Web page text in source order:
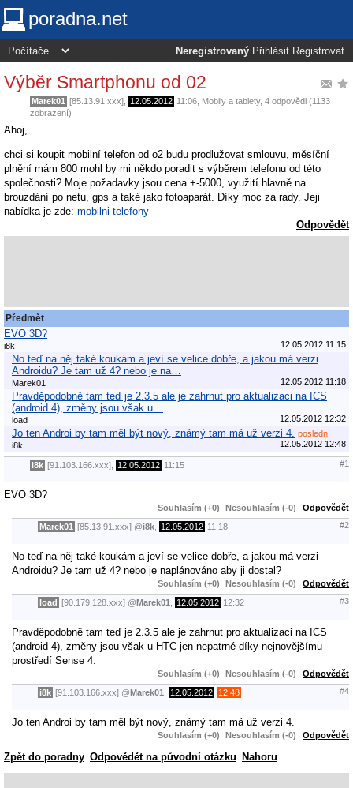
poradna.net
Neregistrovaný Přihlásit Registrovat
Výběr Smartphonu od 02
Marek01 [85.13.91.xxx], 12.05.2012 11:06 Mobily a tablety, 4 odpovědi (1133
zobrazení)
Ahoj,
chci si koupit mobilní telefon od o2 budu prodlužovat smlouvu, měsíční
plnění mám 800 mohl by mi někdo poradit s výběrem telefonu od této
společnosti? Moje požadavky jsou cena +-5000, využití hlavně na
brouzdání po netu, gps a také jako fotoaparát. Díky moc za rady. Jeji
nabídka je zde: mobilni-telefony
Odpovědět
Předmět
EVO 3D?
i8k 12.05.2012 11:15
No teď na něj také koukám a jeví se velice dobře, a jakou má verzi
Androidu? Je tam už 4? nebo je na…
Marek01 12.05.2012 11:18
Pravděpodobně tam teď je 2.3.5 ale je zahrnut pro aktualizaci na ICS
(android 4), změny jsou však u…
load 12.05.2012 12:32
Jo ten Androi by tam měl být nový, známý tam má už verzi 4.
poslední
i8k
12.05.2012 12:48
i8k [91.103.166.xxx], 12.05.2012 11:15 #1
EVO 3D?
Souhlasím (+0) Nesouhlasím (-0) Odpovědět
Marek01 [85.13.91.xxx] @i8k 12.05.2012 11:18 #2
No teď na něj také koukám a jeví se velice dobře, a jakou má verzi
Androidu? Je tam už 4? nebo je naplánováno aby ji dostal?
Souhlasím (+0) Nesouhlasím (-0) Odpovědět
load [90.179.128.xxx] @Marek01 12.05.2012 12:32 #3
Pravděpodobně tam teď je 2.3.5 ale je zahrnut pro aktualizaci na ICS
(android 4), změny jsou však u HTC jen nepatrné díky nejnovějšímu
prostředí Sense 4.
Souhlasím (+0) Nesouhlasím (-0) Odpovědět
i8k [91.103.166.xxx] @Marek01 12.05.2012 12:48 #4
Jo ten Androi by tam měl být nový, známý tam má už verzi 4.
Souhlasím (+0) Nesouhlasím (-0) Odpovědět
Zpět do poradny Odpovědět na původní otázku Nahoru